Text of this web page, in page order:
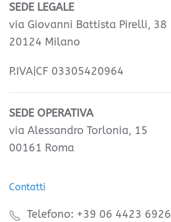
SEDE LEGALE
via Giovanni Battista Pirelli, 38
20124 Milano
P.IVA|CF 03305420964
SEDE OPERATIVA
via Alessandro Torlonia, 15
00161 Roma
Contatti
Telefono: +39 06 4423 6926